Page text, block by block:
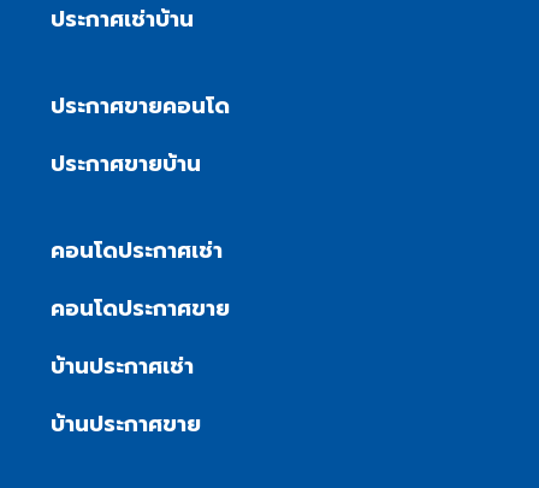
ประกาศเช่าบ้าน
ประกาศขายคอนโด
ประกาศขายบ้าน
คอนโดประกาศเช่า
คอนโดประกาศขาย
บ้านประกาศเช่า
บ้านประกาศขาย